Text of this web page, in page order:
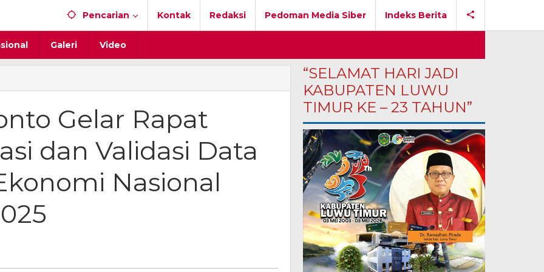
Pencarian Kontak Redaksi Pedoman Media Siber Indeks Berita
Galeri Video
Gelar Rapat
dan Validasi Data
Nasional
“SELAMAT HARI JADI
KABUPATEN LUWU
TIMUR KE – 23 TAHUN”